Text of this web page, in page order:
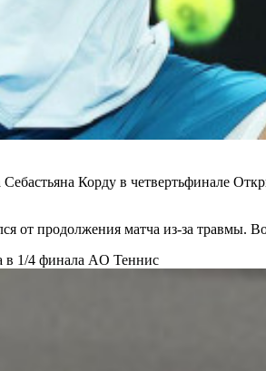
Корду в четвертьфинале
от продолжения матча из-за травмы.
в 1/4 финала AO Теннис